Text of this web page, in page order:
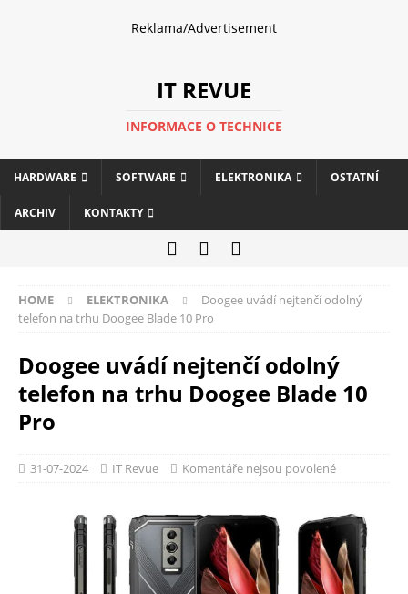
Reklama/Advertisement
IT REVUE
INFORMACE O TECHNICE
HARDWARE SOFTWARE ELEKTRONIKA OSTATNÍ
ARCHIV KONTAKTY
HOME ELEKTRONIKA
Doogee uvádí nejtenčí odolný
telefon na trhu Doogee Blade 10 Pro
Doogee uvádí nejtenčí odolný
telefon na trhu Doogee Blade 10
Pro
31-07-2024 IT Revue Komentáře nejsou povolené